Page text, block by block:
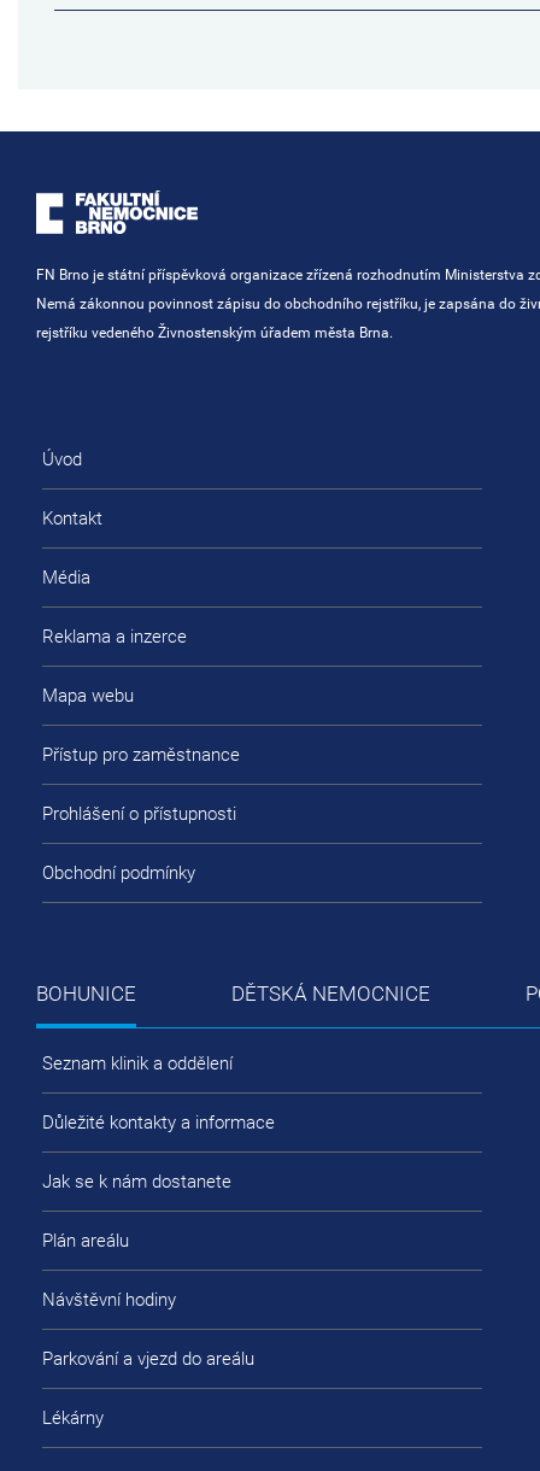
FN Brno je státní příspěvková organizace zřízená rozhodnutím Ministerstva
Nemá zákonnou povinnost zápisu do obchodního rejstříku, je zapsána do
rejstříku vedeného Živnostenským úřadem města Brna.
Úvod
Kontakt
Média
Reklama a inzerce
Mapa webu
Přístup pro zaměstnance
Prohlášení o přístupnosti
Obchodní podmínky
BOHUNICE DĚTSKÁ NEMOCNICE
Seznam klinik a oddělení
Důležité kontakty a informace
Jak se k nám dostanete
Plán areálu
Návštěvní hodiny
Parkování a vjezd do areálu
Lékárny